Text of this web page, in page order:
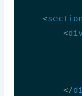
<
<
</